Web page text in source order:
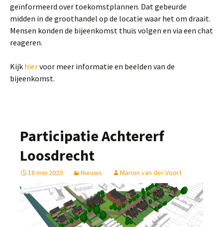
geïnformeerd over toekomstplannen. Dat gebeurde
midden in de groothandel op de locatie waar het om draait.
Mensen konden de bijeenkomst thuis volgen en via een chat
reageren.
Kijk hiervoor meer informatie en beelden van de
bijeenkomst.
Participatie Achtererf
Loosdrecht
18 mei 2020 Nieuws Marion van der Voort